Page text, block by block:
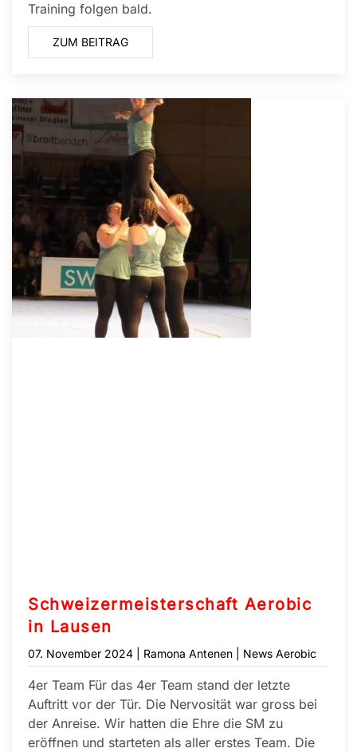
Training folgen bald.
ZUM BEITRAG
Schweizermeisterschaft Aerobic
in Lausen
07. November 2024 | Ramona Antenen | News Aerobic
4er Team Für das 4er Team stand der letzte
Auftritt vor der Tür. Die Nervosität war gross bei
der Anreise. Wir hatten die Ehre die SM zu
eröffnen und starteten als aller erstes Team. Die